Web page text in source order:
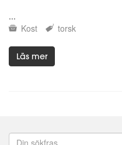
...
Kost
torsk
Läs mer